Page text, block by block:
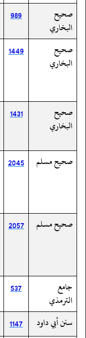
صحيح
البخاري
989
صحيح
البخاري
1449
صحيح
البخاري
1431
صحيح مسلم
2045
صحيح مسلم
2057
جامع
الترمذي
537
سنن أبي داود
1147